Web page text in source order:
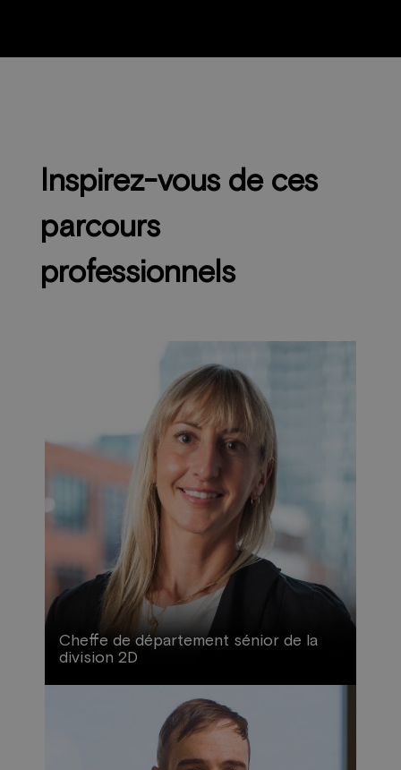
Inspirez-vous de ces
parcours
professionnels
Cheffe de département sénior de la
division 2D